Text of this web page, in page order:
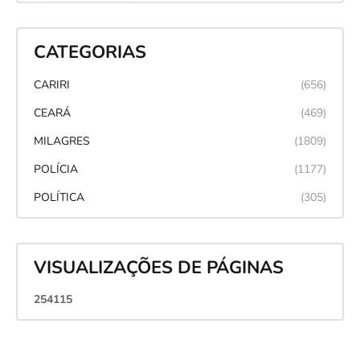
CATEGORIAS
CARIRI
(656)
CEARÁ
(469)
MILAGRES
(1809)
POLÍCIA
(1177)
POLÍTICA
(305)
VISUALIZAÇÕES DE PÁGINAS
254115